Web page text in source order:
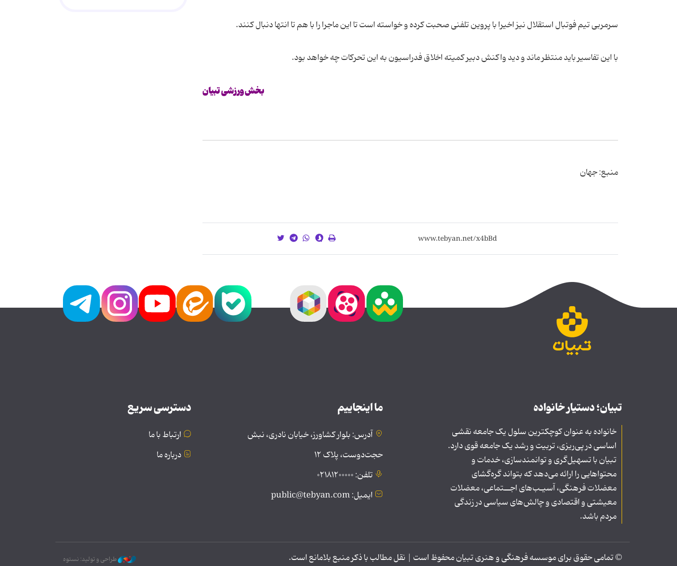
سرمربی تیم فوتبال استقلال نیز اخیرا با پروین تلفنی صحبت کرده و خواسته است تا این ماجرا را با هم تا انتها دنبال کنند.
با این تفاسیر باید منتظر ماند و دید واکنش دبیر کمیته اخلاق فدراسیون به این تحرکات چه خواهد بود.
بخش ورزشی تبیان
منبع: جهان
تبیان؛ دستیار خانواده
خانواده به عنوان کوچکترین سلول یک جامعه نقشی
اساسی در پی‌ریزی، تربیت و رشد یک جامعه قوی دارد.
تبیان با تسهیل‌گری و توانمندسازی، خدمات و
محتواهایی را ارائه می‌دهد که بتواند گره‌گشای
معضلات فرهنگی، آسیـب‌های اجــتماعی، معضلات
معیشتی و اقتصادی و چالش‌های سیاسی در زندگی
مردم باشد.
ما اینجاییم
آدرس: بلوار کشاورز، خیابان نادری، نبش
حجت‌دوست، پلاک ۱۲
تلفن: ۰۲۱۸۱۲۰۰۰۰۰
ایمیل: public@tebyan.com
دسترسی سریع
ارتباط با ما
درباره ما
© تمامی حقوق برای موسسه فرهنگی و هنری تبیان محفوظ است | نقل مطالب با ذکر منبع بلامانع است. طراحی و تولید: نستوه